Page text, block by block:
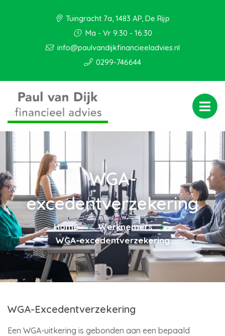
Tuingracht 7a, 1483 AP, De Rijp
Ma - Vr 9:30 - 16:30
info@paulvandijkfinancieeladvies.nl
0299-746644
WGA-
excedentverzekering
Home
Werknemers
WGA-excedentverzekering
WGA-Excedentverzekering
Een WGA-uitkering is gebonden aan een bepaald